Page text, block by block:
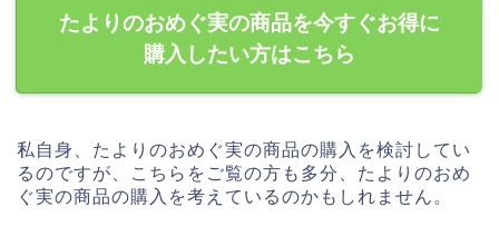
たよりのおめぐ実の商品を今すぐお得に
購入したい方はこちら
私自身、たよりのおめぐ実の商品の購入を検討してい
るのですが、こちらをご覧の方も多分、たよりのおめ
ぐ実の商品の購入を考えているのかもしれません。